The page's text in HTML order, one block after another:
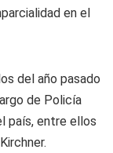
en el
del año pasado
de Policía
país, entre ellos